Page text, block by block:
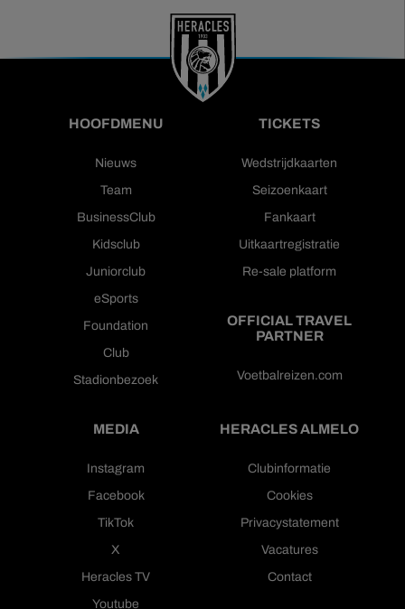
HOOFDMENU
Nieuws
Team
BusinessClub
Kidsclub
Juniorclub
eSports
Foundation
Club
Stadionbezoek
TICKETS
Wedstrijdkaarten
Seizoenkaart
Fankaart
Uitkaartregistratie
Re-sale platform
OFFICIAL TRAVEL
PARTNER
Voetbalreizen.com
MEDIA
Instagram
Facebook
TikTok
X
Heracles TV
Youtube
HERACLES ALMELO
Clubinformatie
Cookies
Privacystatement
Vacatures
Contact